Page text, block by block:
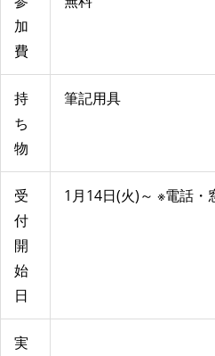
加
費
持
ち
物
筆記用具
受
付
開
始
日
1月14日(火)～ ※電話・
実